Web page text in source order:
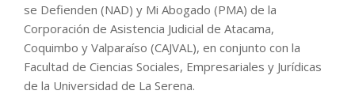
se Defienden (NAD) y Mi Abogado (PMA) de la
Corporación de Asistencia Judicial de Atacama,
Coquimbo y Valparaíso (CAJVAL), en conjunto con la
Facultad de Ciencias Sociales, Empresariales y Jurídicas
de la Universidad de La Serena.